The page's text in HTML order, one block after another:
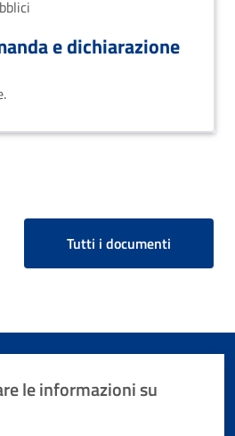
e dichiarazione
Tutti i documenti
le informazioni su